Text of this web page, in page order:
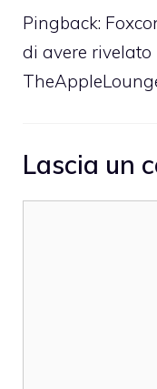
Pingback:
di avere
Lascia un